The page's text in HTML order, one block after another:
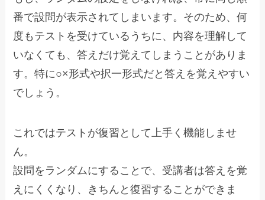
番で設問が表示されてしまいます。そのため、何
度もテストを受けているうちに、内容を理解して
いなくても、答えだけ覚えてしまうことがありま
す。特に○×形式や択一形式だと答えを覚えやすい
でしょう。
これではテストが復習として上手く機能しませ
ん。
設問をランダムにすることで、受講者は答えを覚
えにくくなり、きちんと復習することができま